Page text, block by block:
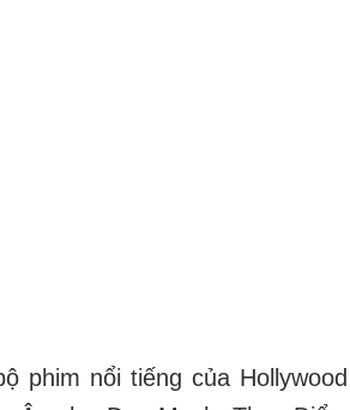
phim nổi tiếng của Hollywood